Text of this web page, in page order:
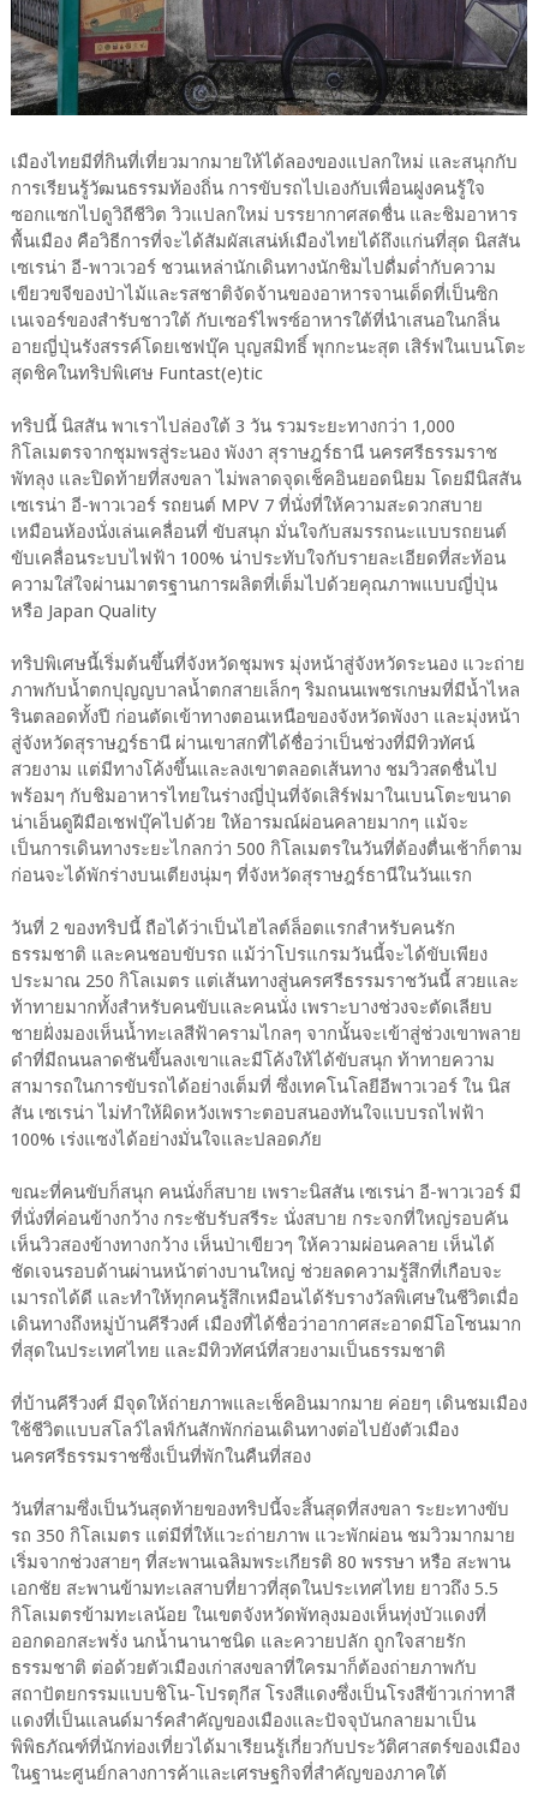
เมืองไทยมีที่กินที่เที่ยวมากมายให้ได้ลองของแปลกใหม่ และสนุกกับ
การเรียนรู้วัฒนธรรมท้องถิ่น การขับรถไปเองกับเพื่อนฝูงคนรู้ใจ
ซอกแซกไปดูวิถีชีวิต วิวแปลกใหม่ บรรยากาศสดชื่น และชิมอาหาร
พื้นเมือง คือวิธีการที่จะได้สัมผัสเสน่ห์เมืองไทยได้ถึงแก่นที่สุด นิสสัน
เซเรน่า อี-พาวเวอร์ ชวนเหล่านักเดินทางนักชิมไปดื่มด่ำกับความ
เขียวขจีของป่าไม้และรสชาติจัดจ้านของอาหารจานเด็ดที่เป็นซิก
เนเจอร์ของสำรับชาวใต้ กับเซอร์ไพรซ์อาหารใต้ที่นำเสนอในกลิ่น
อายญี่ปุ่นรังสรรค์โดยเชฟบุ๊ค บุญสมิทธิ์ พุกกะนะสุต เสิร์ฟในเบนโตะ
สุดชิคในทริปพิเศษ Funtast(e)tic
ทริปนี้ นิสสัน พาเราไปล่องใต้ 3 วัน รวมระยะทางกว่า 1,000
กิโลเมตรจากชุมพรสู่ระนอง พังงา สุราษฎร์ธานี นครศรีธรรมราช
พัทลุง และปิดท้ายที่สงขลา ไม่พลาดจุดเช็คอินยอดนิยม โดยมีนิสสัน
เซเรน่า อี-พาวเวอร์ รถยนต์ MPV 7 ที่นั่งที่ให้ความสะดวกสบาย
เหมือนห้องนั่งเล่นเคลื่อนที่ ขับสนุก มั่นใจกับสมรรถนะแบบรถยนต์
ขับเคลื่อนระบบไฟฟ้า 100% น่าประทับใจกับรายละเอียดที่สะท้อน
ความใส่ใจผ่านมาตรฐานการผลิตที่เต็มไปด้วยคุณภาพแบบญี่ปุ่น
หรือ Japan Quality
ทริปพิเศษนี้เริ่มต้นขึ้นที่จังหวัดชุมพร มุ่งหน้าสู่จังหวัดระนอง แวะถ่าย
ภาพกับน้ำตกปุญญบาลน้ำตกสายเล็กๆ ริมถนนเพชรเกษมที่มีน้ำไหล
รินตลอดทั้งปี ก่อนตัดเข้าทางตอนเหนือของจังหวัดพังงา และมุ่งหน้า
สู่จังหวัดสุราษฎร์ธานี ผ่านเขาสกที่ได้ชื่อว่าเป็นช่วงที่มีทิวทัศน์
สวยงาม แต่มีทางโค้งขึ้นและลงเขาตลอดเส้นทาง ชมวิวสดชื่นไป
พร้อมๆ กับชิมอาหารไทยในร่างญี่ปุ่นที่จัดเสิร์ฟมาในเบนโตะขนาด
น่าเอ็นดูฝีมือเชฟบุ๊คไปด้วย ให้อารมณ์ผ่อนคลายมากๆ แม้จะ
เป็นการเดินทางระยะไกลกว่า 500 กิโลเมตรในวันที่ต้องตื่นเช้าก็ตาม
ก่อนจะได้พักร่างบนเตียงนุ่มๆ ที่จังหวัดสุราษฎร์ธานีในวันแรก
วันที่ 2 ของทริปนี้ ถือได้ว่าเป็นไฮไลต์ล็อตแรกสำหรับคนรัก
ธรรมชาติ และคนชอบขับรถ แม้ว่าโปรแกรมวันนี้จะได้ขับเพียง
ประมาณ 250 กิโลเมตร แต่เส้นทางสู่นครศรีธรรมราชวันนี้ สวยและ
ท้าทายมากทั้งสำหรับคนขับและคนนั่ง เพราะบางช่วงจะตัดเลียบ
ชายฝั่งมองเห็นน้ำทะเลสีฟ้าครามไกลๆ จากนั้นจะเข้าสู่ช่วงเขาพลาย
ดำที่มีถนนลาดชันขึ้นลงเขาและมีโค้งให้ได้ขับสนุก ท้าทายความ
สามารถในการขับรถได้อย่างเต็มที่ ซึ่งเทคโนโลยีอีพาวเวอร์ ใน นิส
สัน เซเรน่า ไม่ทำให้ผิดหวังเพราะตอบสนองทันใจแบบรถไฟฟ้า
100% เร่งแซงได้อย่างมั่นใจและปลอดภัย
ขณะที่คนขับก็สนุก คนนั่งก็สบาย เพราะนิสสัน เซเรน่า อี-พาวเวอร์ มี
ที่นั่งที่ค่อนข้างกว้าง กระชับรับสรีระ นั่งสบาย กระจกที่ใหญ่รอบคัน
เห็นวิวสองข้างทางกว้าง เห็นป่าเขียวๆ ให้ความผ่อนคลาย เห็นได้
ชัดเจนรอบด้านผ่านหน้าต่างบานใหญ่ ช่วยลดความรู้สึกที่เกือบจะ
เมารถได้ดี และทำให้ทุกคนรู้สึกเหมือนได้รับรางวัลพิเศษในชีวิตเมื่อ
เดินทางถึงหมู่บ้านคีรีวงศ์ เมืองที่ได้ชื่อว่าอากาศสะอาดมีโอโซนมาก
ที่สุดในประเทศไทย และมีทิวทัศน์ที่สวยงามเป็นธรรมชาติ
ที่บ้านคีรีวงศ์ มีจุดให้ถ่ายภาพและเช็คอินมากมาย ค่อยๆ เดินชมเมือง
ใช้ชีวิตแบบสโลว์ไลฟ์กันสักพักก่อนเดินทางต่อไปยังตัวเมือง
นครศรีธรรมราชซึ่งเป็นที่พักในคืนที่สอง
วันที่สามซึ่งเป็นวันสุดท้ายของทริปนี้จะสิ้นสุดที่สงขลา ระยะทางขับ
รถ 350 กิโลเมตร แต่มีที่ให้แวะถ่ายภาพ แวะพักผ่อน ชมวิวมากมาย
เริ่มจากช่วงสายๆ ที่สะพานเฉลิมพระเกียรติ 80 พรรษา หรือ สะพาน
เอกชัย สะพานข้ามทะเลสาบที่ยาวที่สุดในประเทศไทย ยาวถึง 5.5
กิโลเมตรข้ามทะเลน้อย ในเขตจังหวัดพัทลุงมองเห็นทุ่งบัวแดงที่
ออกดอกสะพรั่ง นกน้ำนานาชนิด และควายปลัก ถูกใจสายรัก
ธรรมชาติ ต่อด้วยตัวเมืองเก่าสงขลาที่ใครมาก็ต้องถ่ายภาพกับ
สถาปัตยกรรมแบบชิโน-โปรตุกีส โรงสีแดงซึ่งเป็นโรงสีข้าวเก่าทาสี
แดงที่เป็นแลนด์มาร์คสำคัญของเมืองและปัจจุบันกลายมาเป็น
พิพิธภัณฑ์ที่นักท่องเที่ยวได้มาเรียนรู้เกี่ยวกับประวัติศาสตร์ของเมือง
ในฐานะศูนย์กลางการค้าและเศรษฐกิจที่สำคัญของภาคใต้